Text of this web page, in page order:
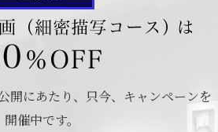
開にあたり、只今、キャンペーンを
開催中です。